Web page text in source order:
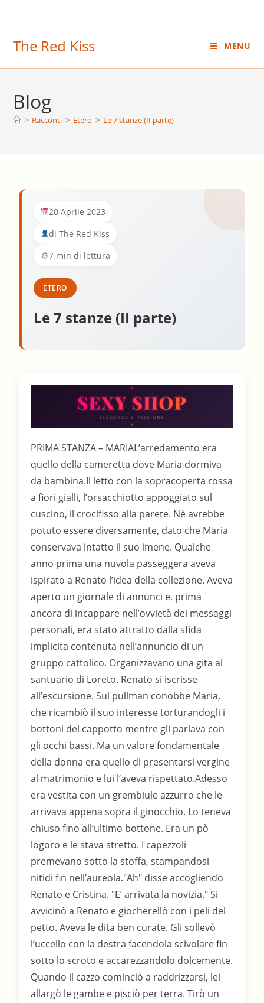
al
The Red Kiss MENU
Blog
> Racconti > Etero > Le 7 stanze (II parte)
20 Aprile 2023
di The Red Kiss
7 min di lettura
ETERO
Le 7 stanze (II parte)
PRIMA STANZA – MARIAL’arredamento era
quello della cameretta dove Maria dormiva
da bambina.Il letto con la sopracoperta rossa
a fiori gialli, l’orsacchiotto appoggiato sul
cuscino, il crocifisso alla parete. Nè avrebbe
potuto essere diversamente, dato che Maria
conservava intatto il suo imene. Qualche
anno prima una nuvola passeggera aveva
ispirato a Renato l’idea della collezione. Aveva
aperto un giornale di annunci e, prima
ancora di incappare nell’ovvietà dei messaggi
personali, era stato attratto dalla sfida
implicita contenuta nell’annuncio di un
gruppo cattolico. Organizzavano una gita al
santuario di Loreto. Renato si iscrisse
all’escursione. Sul pullman conobbe Maria,
che ricambiò il suo interesse torturandogli i
bottoni del cappotto mentre gli parlava con
gli occhi bassi. Ma un valore fondamentale
della donna era quello di presentarsi vergine
al matrimonio e lui l’aveva rispettato.Adesso
era vestita con un grembiule azzurro che le
arrivava appena sopra il ginocchio. Lo teneva
chiuso fino all’ultimo bottone. Era un pò
logoro e le stava stretto. I capezzoli
premevano sotto la stoffa, stampandosi
nitidi fin nell’aureola."Ah" disse accogliendo
Renato e Cristina. "E’ arrivata la novizia." Si
avvicinò a Renato e giocherellò con i peli del
petto. Aveva le dita ben curate. Gli sollevò
l’uccello con la destra facendola scivolare fin
sotto lo scroto e accarezzandolo dolcemente.
Quando il cazzo cominciò a raddrizzarsi, lei
allargò le gambe e pisciò per terra. Tirò un